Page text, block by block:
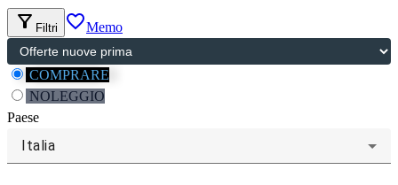
filter_alt Filtri favorite_borderMemo
COMPRARE
NOLEGGIO
Paese
Italia